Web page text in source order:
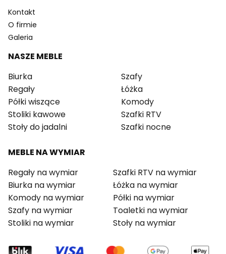
Kontakt
O firmie
Galeria
NASZE MEBLE
Biurka
Regały
Półki wiszące
Stoliki kawowe
Stoły do jadalni
Szafy
Łóżka
Komody
Szafki RTV
Szafki nocne
MEBLE NA WYMIAR
Regały na wymiar
Biurka na wymiar
Komody na wymiar
Szafy na wymiar
Stoliki na wymiar
Szafki RTV na wymiar
Łóżka na wymiar
Półki na wymiar
Toaletki na wymiar
Stoły na wymiar